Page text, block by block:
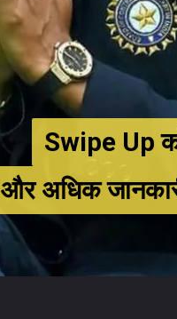
Swipe Up
और अधिक
Swipe Up
और अधिक